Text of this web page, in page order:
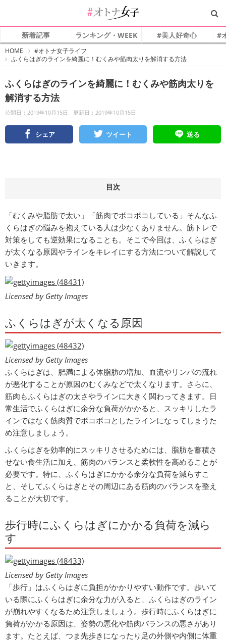
新着記事 ランキング・WEEK #美人好奇心 #
HOME
オ
ト
子
#オトナ女子ライフ
ふくらはぎのラインを綺麗に！むくみや筋肉太りを解消する方法
ふくらはぎのラインを綺麗に！むくみや筋肉太りを
解消する方法
公開日：2019年10月15日 更新日：2019年10月15日
シェア ツイート 送る
目次
「むくみや脂肪で太い」「筋肉でボコボコしている」そんなふ
くらはぎの悩みを抱えている人は少なくありません。筋トレで
対策をしても逆効果になることも。そこで今回は、ふくらはぎ
が太くなる原因やラインをキレイにする方法について解説して
いきます。
Licensed by Getty Images
ふくらはぎが太くなる原因
Licensed by Getty Images
ふくらはぎは、肥満による体脂肪の増加、血流やリンパの流れ
が悪化することが原因のむくみなどで太くなります。さらに、
筋肉もふくらはぎの太さやラインに大きく関わってきます。日
常生活でふくらはぎに余分な負荷がかかると、スッキリしたラ
インではなく筋肉質でボコボコとしたラインになってしまうた
め注意しましょう。
ふくらはぎを効率的にスッキリさせるためには、脂肪を蓄積さ
せない食生活に加え、筋肉のバランスと柔軟性を高めることが
必要です。特に、ふくらはぎにかかる余分な負荷を減らすこ
と、そしてふくらはぎとその周辺にある筋肉のバランスを整え
ることが大切です。
歩行時にふくらはぎにかかる負荷を減ら
す
Licensed by Getty Images
「歩行」はふくらはぎに負担がかかりやすい動作です。歩いて
いる際にふくらはぎに余分な力が入ると、ふくらはぎのライン
が崩れやすくなるため注意しましょう。歩行時にふくらはぎに
負荷がかかる原因は、姿勢の悪化や筋肉バランスの悪さがあり
ます。たとえば、つま先歩きになったり足の外側や内側に体重